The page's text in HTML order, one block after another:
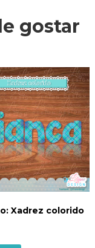
gostar
Xadrez colorido